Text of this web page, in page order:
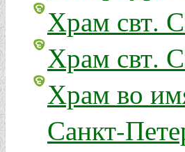
Храм свт.
Храм свт.
Храм во
Санкт-